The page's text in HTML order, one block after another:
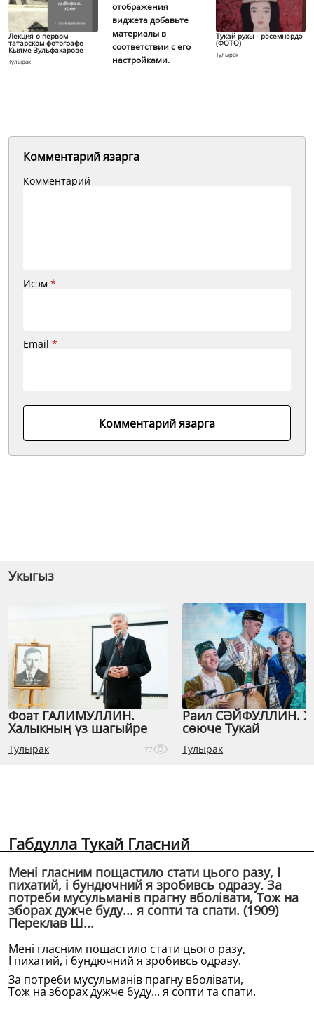
Лекция о первом
татарском фотографе
Кыяме Зульфакарове
Тулырак
отображения
виджета добавьте
материалы в
соответствии с его
настройками.
Тукай рухы - рәсемнәрдә
(ФОТО)
Тулырак
Комментарий язарга
Комментарий
Исэм *
Email *
Комментарий язарга
Укыгыз
Фоат ГАЛИМУЛЛИН.
Халыкның үз шагыйре
Тулырак 77
Раил СӘЙФУЛЛИН.
сөюче Тукай
Тулырак
Габдулла Тукай Гласний
Менi гласним пощастило стати цього разу, I
пихатий, i бундючний я зробивсь одразу. За
потреби мусульманiв прагну вболiвати, Тож на
зборах дужче буду... я сопти та спати. (1909)
Переклав Ш...
Менi гласним пощастило стати цього разу,
I пихатий, i бундючний я зробивсь одразу.
За потреби мусульманiв прагну вболiвати,
Тож на зборах дужче буду... я сопти та спати.